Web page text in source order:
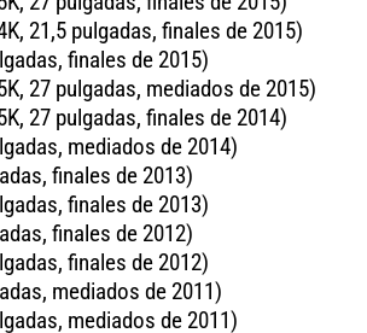
21,5 pulgadas, finales de 2015)
finales de 2015)
27 pulgadas, mediados de 2015)
27 pulgadas, finales de 2014)
mediados de 2014)
finales de 2013)
finales de 2013)
finales de 2012)
finales de 2012)
mediados de 2011)
mediados de 2011)